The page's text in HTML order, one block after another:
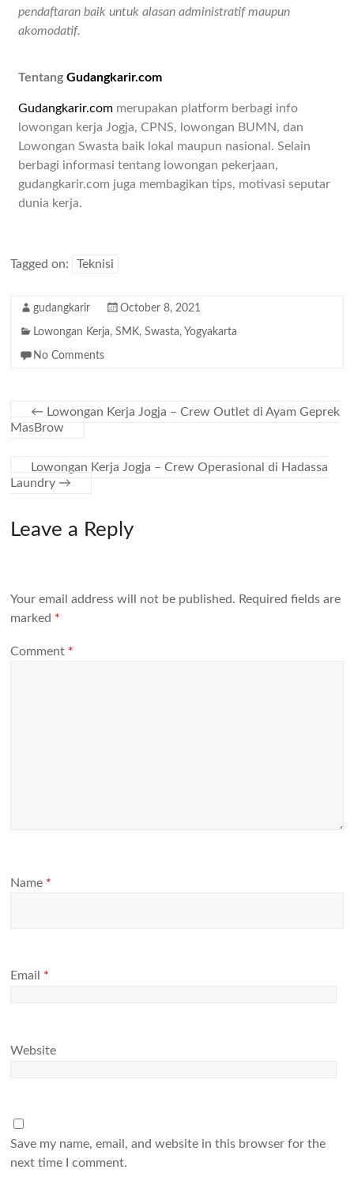
pendaftaran baik untuk alasan administratif maupun
akomodatif.
TentangGudangkarir.com
Gudangkarir.com merupakan platform berbagi info
lowongan kerja Jogja, CPNS, lowongan BUMN, dan
Lowongan Swasta baik lokal maupun nasional. Selain
berbagi informasi tentang lowongan pekerjaan,
gudangkarir.com juga membagikan tips, motivasi seputar
dunia kerja.
Tagged on: Teknisi
gudangkarir October 8, 2021
Lowongan Kerja,SMK,Swasta, Yogyakarta
No Comments
← Lowongan Kerja Jogja – Crew Outlet di Ayam Geprek
MasBrow
Lowongan Kerja Jogja – Crew Operasional di Hadassa
Laundry →
Leave a Reply
Your email address will not be published. Required fields are
marked *
Comment *
Name *
Email *
Website
Save my name, email, and website in this browser for the
next time I comment.